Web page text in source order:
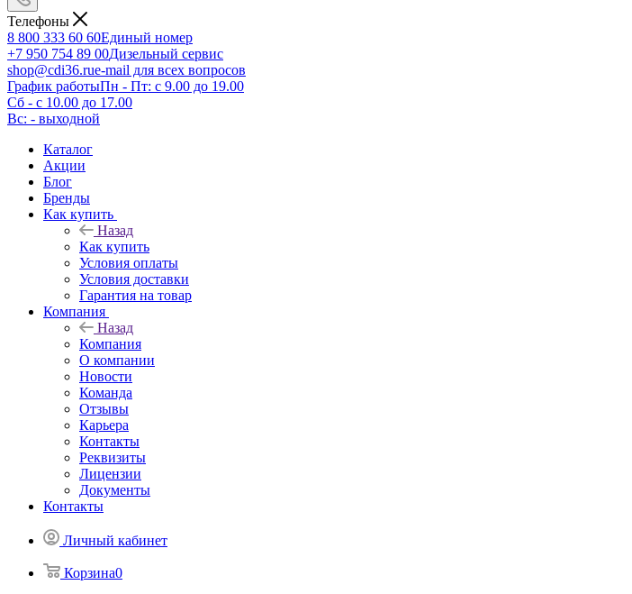
Телефоны
8 800 333 60 60Единый номер
+7 950 754 89 00Дизельный сервис
shop@cdi36.rue-mail для всех вопросов
График работыПн - Пт: с 9.00 до 19.00
Сб - с 10.00 до 17.00
Вс: - выходной
Каталог
Акции
Блог
Бренды
Как купить
Назад
Как купить
Условия оплаты
Условия доставки
Гарантия на товар
Компания
Назад
Компания
О компании
Новости
Команда
Отзывы
Карьера
Контакты
Реквизиты
Лицензии
Документы
Контакты
Личный кабинет
Корзина0